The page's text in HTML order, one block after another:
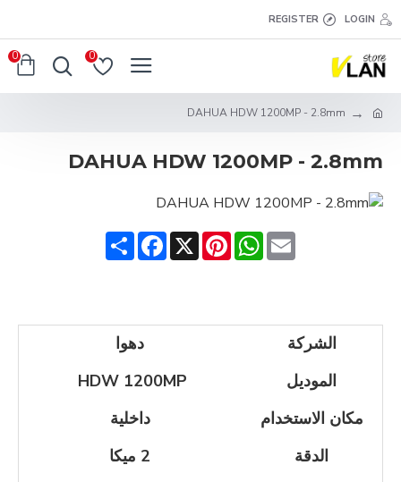
LOGIN
REGISTER
0
0
DAHUA HDW 1200MP - 2.8mm
DAHUA HDW 1200MP - 2.8mm
Share
Facebook X
Pinterest
WhatsAppEmail
الشركة
دهوا
الموديل
HDW 1200MP
مكان الاستخدام
داخلية
الدقة
2 ميكا